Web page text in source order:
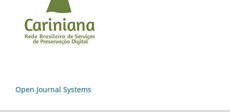
Open Journal Systems